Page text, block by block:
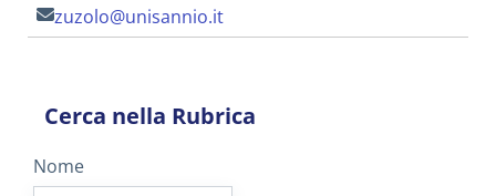
zuzolo@unisannio.it
Cerca nella Rubrica
Nome